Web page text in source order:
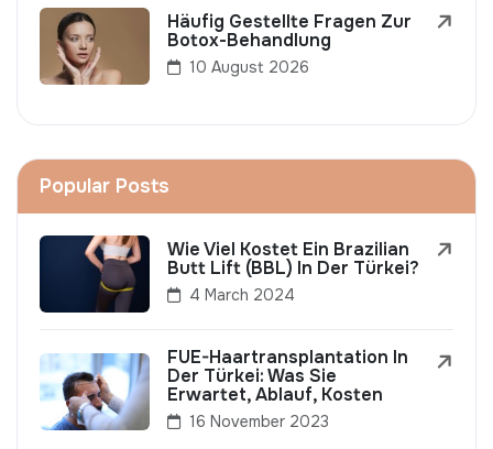
Häufig Gestellte Fragen Zur
Botox-Behandlung
10 August 2026
Popular Posts
Wie Viel Kostet Ein Brazilian
Butt Lift (BBL) In Der Türkei?
4 March 2024
FUE-Haartransplantation In
Der Türkei: Was Sie
Erwartet, Ablauf, Kosten
16 November 2023